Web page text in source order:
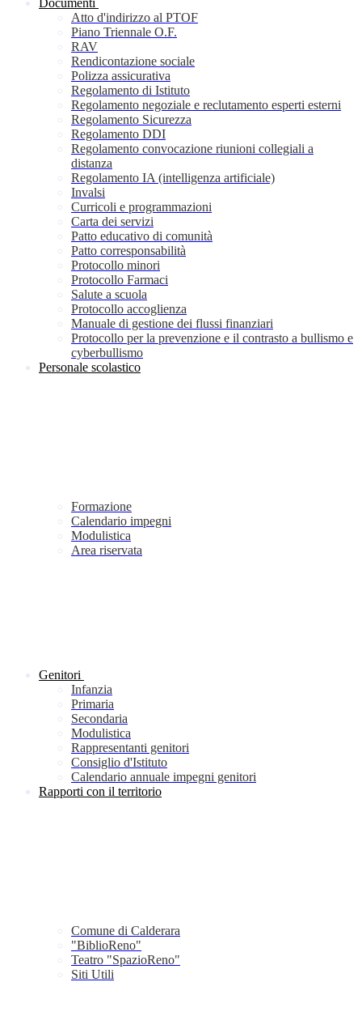
Documenti
Atto d'indirizzo al PTOF
Piano Triennale O.F.
RAV
Rendicontazione sociale
Polizza assicurativa
Regolamento di Istituto
Regolamento negoziale e reclutamento esperti esterni
Regolamento Sicurezza
Regolamento DDI
Regolamento convocazione riunioni collegiali a
distanza
Regolamento IA (intelligenza artificiale)
Invalsi
Curricoli e programmazioni
Carta dei servizi
Patto educativo di comunità
Patto corresponsabilità
Protocollo minori
Protocollo Farmaci
Salute a scuola
Protocollo accoglienza
Manuale di gestione dei flussi finanziari
Protocollo per la prevenzione e il contrasto a bullismo e
cyberbullismo
Personale scolastico
Formazione
Calendario impegni
Modulistica
Area riservata
Genitori
Infanzia
Primaria
Secondaria
Modulistica
Rappresentanti genitori
Consiglio d'Istituto
Calendario annuale impegni genitori
Rapporti con il territorio
Comune di Calderara
"BiblioReno"
Teatro "SpazioReno"
Siti Utili